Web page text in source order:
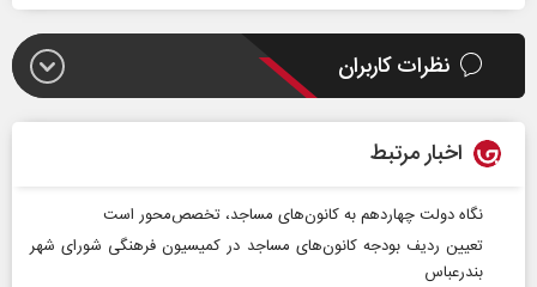
نظرات کاربران
اخبار مرتبط
نگاه دولت چهاردهم به کانون‌های مساجد، تخصص‌محور است
تعیین ردیف بودجه کانون‌های مساجد در کمیسیون فرهنگی شورای شهر
بندرعباس